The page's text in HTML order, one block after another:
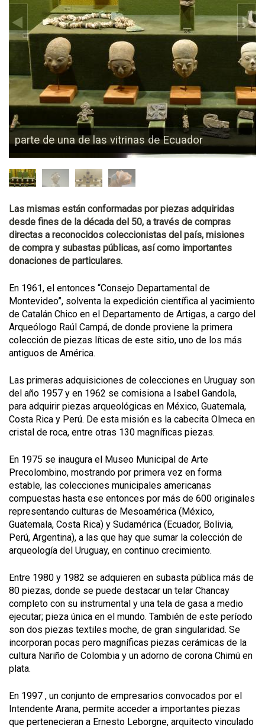
parte de una de las vitrinas de Ecuador
Las mismas están conformadas por piezas adquiridas
desde fines de la década del 50, a través de compras
directas a reconocidos coleccionistas del país, misiones
de compra y subastas públicas, así como importantes
donaciones de particulares.
En 1961, el entonces “Consejo Departamental de
Montevideo”, solventa la expedición científica al yacimiento
de Catalán Chico en el Departamento de Artigas, a cargo del
Arqueólogo Raúl Campá, de donde proviene la primera
colección de piezas líticas de este sitio, uno de los más
antiguos de América.
Las primeras adquisiciones de colecciones en Uruguay son
del año 1957 y en 1962 se comisiona a Isabel Gandola,
para adquirir piezas arqueológicas en México, Guatemala,
Costa Rica y Perú. De esta misión es la cabecita Olmeca en
cristal de roca, entre otras 130 magníficas piezas.
En 1975 se inaugura el Museo Municipal de Arte
Precolombino, mostrando por primera vez en forma
estable, las colecciones municipales americanas
compuestas hasta ese entonces por más de 600 originales
representando culturas de Mesoamérica (México,
Guatemala, Costa Rica) y Sudamérica (Ecuador, Bolivia,
Perú, Argentina), a las que hay que sumar la colección de
arqueología del Uruguay, en continuo crecimiento.
Entre 1980 y 1982 se adquieren en subasta pública más de
80 piezas, donde se puede destacar un telar Chancay
completo con su instrumental y una tela de gasa a medio
ejecutar; pieza única en el mundo. También de este período
son dos piezas textiles moche, de gran singularidad. Se
incorporan pocas pero magníficas piezas cerámicas de la
cultura Nariño de Colombia y un adorno de corona Chimú en
plata.
En 1997 , un conjunto de empresarios convocados por el
Intendente Arana, permite acceder a importantes piezas
que pertenecieran a Ernesto Leborgne, arquitecto vinculado